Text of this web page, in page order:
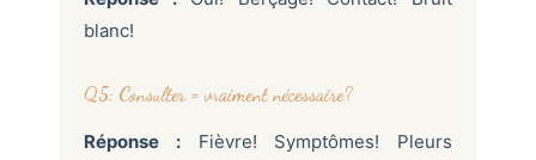
blanc!
Q5: Consulter = vraiment nécessaire?
Réponse :Fièvre! Symptômes! Pleurs